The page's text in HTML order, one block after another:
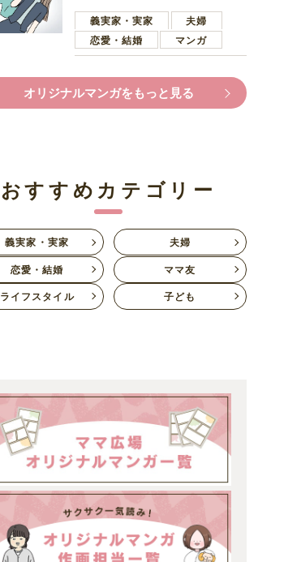
ます夫
義実家・実家
夫婦
恋愛・結婚
マンガ
オリジナルマンガをもっと見る
おすすめカテゴリー
義実家・実家
夫婦
恋愛・結婚
ママ友
ライフスタイル
子ども